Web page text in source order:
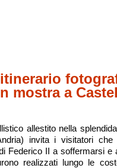
mostra a
allestito nella
invita i visitatori che
Federico II a soffermarsi e
realizzati lungo le